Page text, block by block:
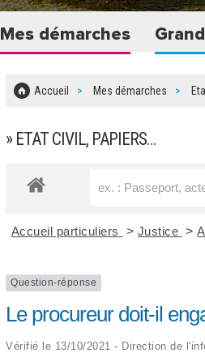
Mes démarches
Accueil Mes démarches
» ETAT CIVIL, PAPIERS…
Accueil particuliers > Justice >
Question-réponse
Le procureur doit-il
Vérifié le 13/10/2021 - Direction de